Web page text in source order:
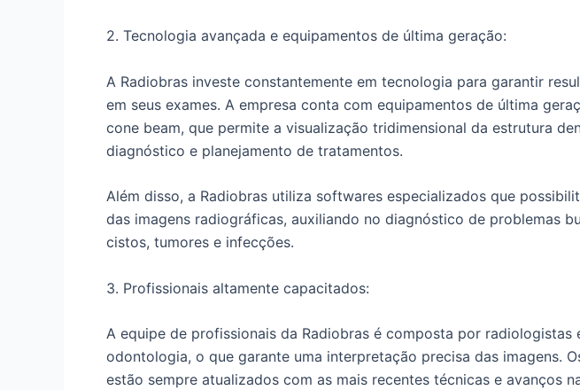
2. Tecnologia avançada e equipamentos de última geração:
A Radiobras investe constantemente em tecnologia para garantir
em seus exames. A empresa conta com equipamentos de última
cone beam, que permite a visualização tridimensional da estrutura
diagnóstico e planejamento de tratamentos.
Além disso, a Radiobras utiliza softwares especializados que
das imagens radiográficas, auxiliando no diagnóstico de problemas
cistos, tumores e infecções.
3. Profissionais altamente capacitados:
A equipe de profissionais da Radiobras é composta por radiologistas
odontologia, o que garante uma interpretação precisa das imagens.
estão sempre atualizados com as mais recentes técnicas e avanços